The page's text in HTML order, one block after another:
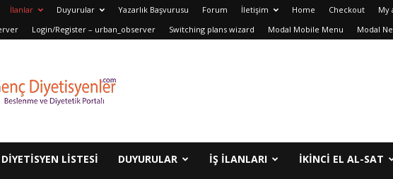
İlanlar Duyurular Yazarlık Başvurusu Forum İletişim Home Checkout My
Login/Register – urban_observer Switching plans wizard Modal Mobile Menu Modal
DIYETISYEN LISTESI DUYURULAR İŞ İLANLARI IKINCI EL AL-SAT